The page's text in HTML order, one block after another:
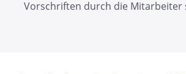
Vorschriften durch die Mitarbeiter